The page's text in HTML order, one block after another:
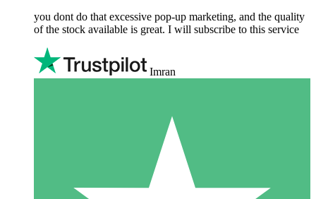
you dont do that excessive pop-up marketing, and the quality
of the stock available is great. I will subscribe to this service
Imran